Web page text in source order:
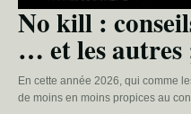
No kill :
… et les autres
En cette année 2026, qui comme
de moins en moins propices au